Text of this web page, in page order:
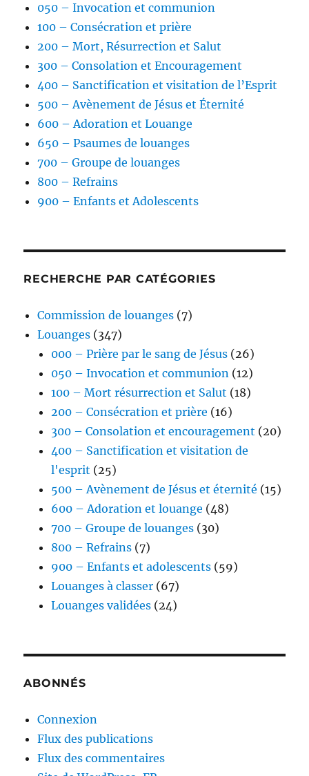
050 – Invocation et communion
100 – Consécration et prière
200 – Mort, Résurrection et Salut
300 – Consolation et Encouragement
400 – Sanctification et visitation de l’Esprit
500 – Avènement de Jésus et Éternité
600 – Adoration et Louange
650 – Psaumes de louanges
700 – Groupe de louanges
800 – Refrains
900 – Enfants et Adolescents
RECHERCHE PAR CATÉGORIES
Commission de louanges (7)
Louanges (347)
000 – Prière par le sang de Jésus (26)
050 – Invocation et communion (12)
100 – Mort résurrection et Salut (18)
200 – Consécration et prière (16)
300 – Consolation et encouragement (20)
400 – Sanctification et visitation de
l'esprit (25)
500 – Avènement de Jésus et éternité (15)
600 – Adoration et louange (48)
700 – Groupe de louanges (30)
800 – Refrains (7)
900 – Enfants et adolescents (59)
Louanges à classer (67)
Louanges validées (24)
ABONNÉS
Connexion
Flux des publications
Flux des commentaires